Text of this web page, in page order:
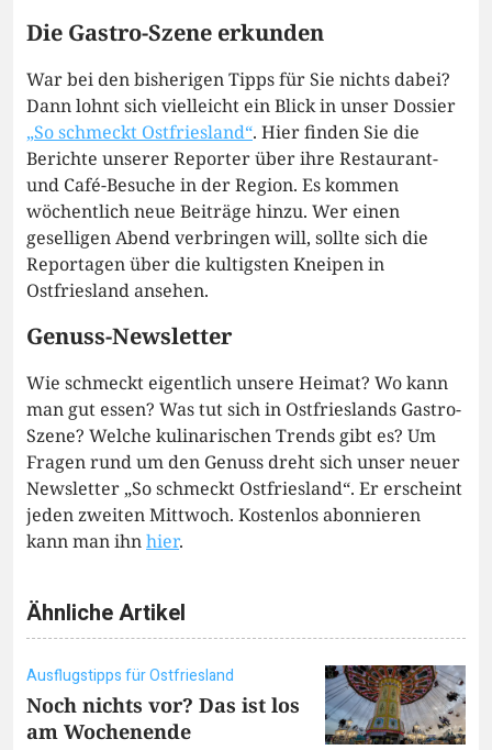
Die Gastro-Szene erkunden
War bei den bisherigen Tipps für Sie nichts dabei?
Dann lohnt sich vielleicht ein Blick in unser Dossier
„So schmeckt Ostfriesland“. Hier finden Sie die
Berichte unserer Reporter über ihre Restaurant-
und Café-Besuche in der Region. Es kommen
wöchentlich neue Beiträge hinzu. Wer einen
geselligen Abend verbringen will, sollte sich die
Reportagen über die kultigsten Kneipen in
Ostfriesland ansehen.
Genuss-Newsletter
Wie schmeckt eigentlich unsere Heimat? Wo kann
man gut essen? Was tut sich in Ostfrieslands Gastro-
Szene? Welche kulinarischen Trends gibt es? Um
Fragen rund um den Genuss dreht sich unser neuer
Newsletter „So schmeckt Ostfriesland“. Er erscheint
jeden zweiten Mittwoch. Kostenlos abonnieren
kann man ihnhier.
Ähnliche Artikel
Ausflugstipps für Ostfriesland
Noch nichts vor? Das ist los
am Wochenende